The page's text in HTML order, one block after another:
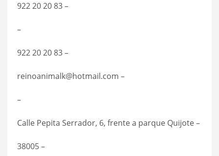
922 20 20 83 –
–
922 20 20 83 –
reinoanimalk@hotmail.com –
–
Calle Pepita Serrador, 6, frente a parque Quijote –
38005 –